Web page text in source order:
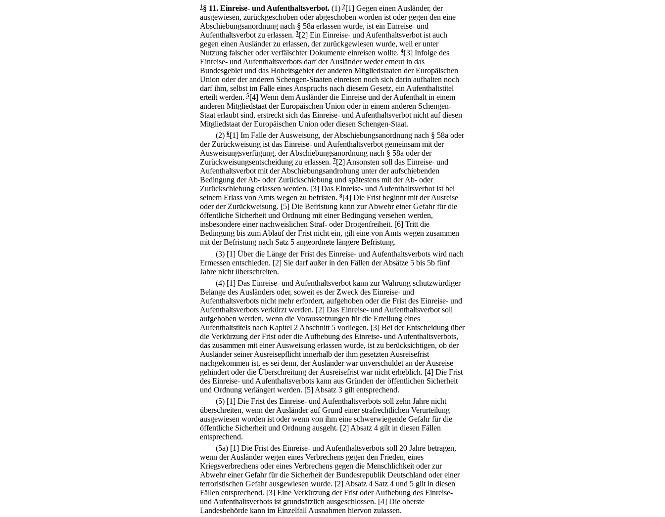
1 § 11. Einreise- und Aufenthaltsverbot. (1) 2[1] Gegen einen Ausländer, der
ausgewiesen, zurückgeschoben oder abgeschoben worden ist oder gegen den eine
Abschiebungsanordnung nach § 58a erlassen wurde, ist ein Einreise- und
Aufenthaltsverbot zu erlassen. 3[2] Ein Einreise- und Aufenthaltsverbot ist auch
gegen einen Ausländer zu erlassen, der zurückgewiesen wurde, weil er unter
Nutzung falscher oder verfälschter Dokumente einreisen wollte. 4[3] Infolge des
Einreise- und Aufenthaltsverbots darf der Ausländer weder erneut in das
Bundesgebiet und das Hoheitsgebiet der anderen Mitgliedstaaten der Europäischen
Union oder der anderen Schengen-Staaten einreisen noch sich darin aufhalten noch
darf ihm, selbst im Falle eines Anspruchs nach diesem Gesetz, ein Aufenthaltstitel
erteilt werden. 5[4] Wenn dem Ausländer die Einreise und der Aufenthalt in einem
anderen Mitgliedstaat der Europäischen Union oder in einem anderen Schengen-
Staat erlaubt sind, erstreckt sich das Einreise- und Aufenthaltsverbot nicht auf diesen
Mitgliedstaat der Europäischen Union oder diesen Schengen-Staat.
(2) 6[1] Im Falle der Ausweisung, der Abschiebungsanordnung nach § 58a oder
der Zurückweisung ist das Einreise- und Aufenthaltsverbot gemeinsam mit der
Ausweisungsverfügung, der Abschiebungsanordnung nach § 58a oder der
Zurückweisungsentscheidung zu erlassen. 7[2] Ansonsten soll das Einreise- und
Aufenthaltsverbot mit der Abschiebungsandrohung unter der aufschiebenden
Bedingung der Ab- oder Zurückschiebung und spätestens mit der Ab- oder
Zurückschiebung erlassen werden. [3] Das Einreise- und Aufenthaltsverbot ist bei
seinem Erlass von Amts wegen zu befristen. 8[4] Die Frist beginnt mit der Ausreise
oder der Zurückweisung. [5] Die Befristung kann zur Abwehr einer Gefahr für die
öffentliche Sicherheit und Ordnung mit einer Bedingung versehen werden,
insbesondere einer nachweislichen Straf- oder Drogenfreiheit. [6] Tritt die
Bedingung bis zum Ablauf der Frist nicht ein, gilt eine von Amts wegen zusammen
mit der Befristung nach Satz 5 angeordnete längere Befristung.
(3) [1] Über die Länge der Frist des Einreise- und Aufenthaltsverbots wird nach
Ermessen entschieden. [2] Sie darf außer in den Fällen der Absätze 5 bis 5b fünf
Jahre nicht überschreiten.
(4) [1] Das Einreise- und Aufenthaltsverbot kann zur Wahrung schutzwürdiger
Belange des Ausländers oder, soweit es der Zweck des Einreise- und
Aufenthaltsverbots nicht mehr erfordert, aufgehoben oder die Frist des Einreise- und
Aufenthaltsverbots verkürzt werden. [2] Das Einreise- und Aufenthaltsverbot soll
aufgehoben werden, wenn die Voraussetzungen für die Erteilung eines
Aufenthaltstitels nach Kapitel 2 Abschnitt 5 vorliegen. [3] Bei der Entscheidung über
die Verkürzung der Frist oder die Aufhebung des Einreise- und Aufenthaltsverbots,
das zusammen mit einer Ausweisung erlassen wurde, ist zu berücksichtigen, ob der
Ausländer seiner Ausreisepflicht innerhalb der ihm gesetzten Ausreisefrist
nachgekommen ist, es sei denn, der Ausländer war unverschuldet an der Ausreise
gehindert oder die Überschreitung der Ausreisefrist war nicht erheblich. [4] Die Frist
des Einreise- und Aufenthaltsverbots kann aus Gründen der öffentlichen Sicherheit
und Ordnung verlängert werden. [5] Absatz 3 gilt entsprechend.
(5) [1] Die Frist des Einreise- und Aufenthaltsverbots soll zehn Jahre nicht
überschreiten, wenn der Ausländer auf Grund einer strafrechtlichen Verurteilung
ausgewiesen worden ist oder wenn von ihm eine schwerwiegende Gefahr für die
öffentliche Sicherheit und Ordnung ausgeht. [2] Absatz 4 gilt in diesen Fällen
entsprechend.
(5a) [1] Die Frist des Einreise- und Aufenthaltsverbots soll 20 Jahre betragen,
wenn der Ausländer wegen eines Verbrechens gegen den Frieden, eines
Kriegsverbrechens oder eines Verbrechens gegen die Menschlichkeit oder zur
Abwehr einer Gefahr für die Sicherheit der Bundesrepublik Deutschland oder einer
terroristischen Gefahr ausgewiesen wurde. [2] Absatz 4 Satz 4 und 5 gilt in diesen
Fällen entsprechend. [3] Eine Verkürzung der Frist oder Aufhebung des Einreise-
und Aufenthaltsverbots ist grundsätzlich ausgeschlossen. [4] Die oberste
Landesbehörde kann im Einzelfall Ausnahmen hiervon zulassen.